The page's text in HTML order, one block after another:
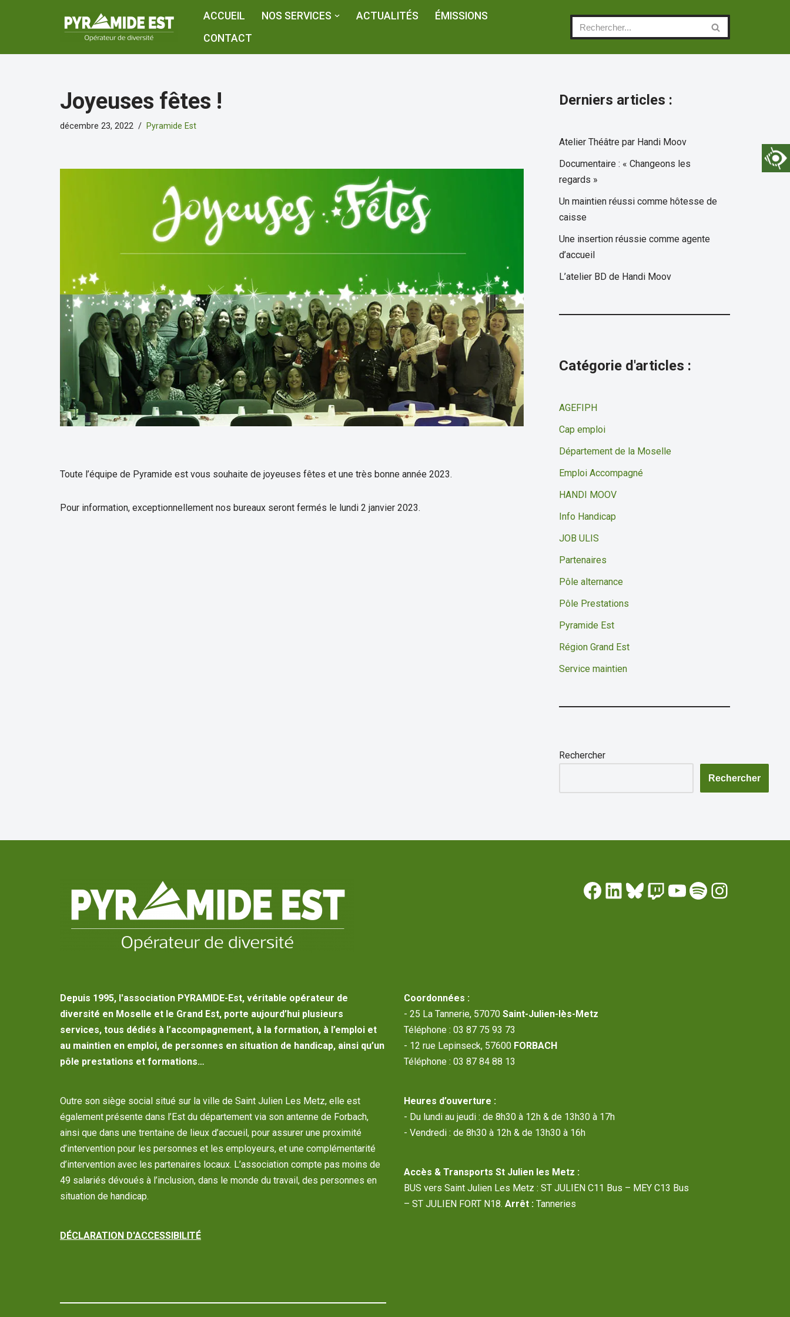
ACCUEIL NOS SERVICES ACTUALITÉS
ÉMISSIONS
CONTACT
Joyeuses fêtes !
décembre 23, 2022 Pyramide Est
Toute l’équipe de Pyramide est vous souhaite de joyeuses fêtes et une très bonne année 2023.
Pour information, exceptionnellement nos bureaux seront fermés le lundi 2 janvier 2023.
Derniers articles :
Atelier Théâtre par Handi Moov
Documentaire : « Changeons les
regards »
Un maintien réussi comme hôtesse de
caisse
Une insertion réussie comme agente
d’accueil
L’atelier BD de Handi Moov
Catégorie d'articles :
AGEFIPH
Cap emploi
Département de la Moselle
Emploi Accompagné
HANDI MOOV
Info Handicap
JOB ULIS
Partenaires
Pôle alternance
Pôle Prestations
Pyramide Est
Région Grand Est
Service maintien
Rechercher
Rechercher
Depuis 1995, l'association PYRAMIDE-Est, véritable opérateur de
diversité en Moselle et le Grand Est, porte aujourd’hui plusieurs
services, tous dédiés à l’accompagnement, à la formation, à l’emploi et
au maintien en emploi, de personnes en situation de handicap, ainsi qu’un
pôle prestations et formations…
Outre son siège social situé sur la ville de Saint Julien Les Metz, elle est
également présente dans l’Est du département via son antenne de Forbach,
ainsi que dans une trentaine de lieux d’accueil, pour assurer une proximité
d’intervention pour les personnes et les employeurs, et une complémentarité
d’intervention avec les partenaires locaux. L’association compte pas moins de
49 salariés dévoués à l’inclusion, dans le monde du travail, des personnes en
situation de handicap.
DÉCLARATION D'ACCESSIBILITÉ
Coordonnées :
- 25 La Tannerie, 57070 Saint-Julien-lès-Metz
Téléphone : 03 87 75 93 73
- 12 rue Lepinseck, 57600 FORBACH
Téléphone : 03 87 84 88 13
Heures d’ouverture :
- Du lundi au jeudi : de 8h30 à 12h & de 13h30 à 17h
- Vendredi : de 8h30 à 12h & de 13h30 à 16h
Accès & Transports St Julien les Metz :
BUS vers Saint Julien Les Metz : ST JULIEN C11 Bus – MEY C13 Bus
– ST JULIEN FORT N18. Arrêt : Tanneries